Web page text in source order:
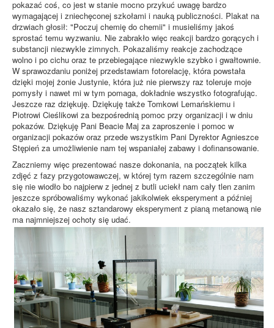
pokazać coś, co jest w stanie mocno przykuć uwagę bardzo
wymagającej i zniechęconej szkołami i nauką publiczności. Plakat na
drzwiach głosił: "Poczuj chemię do chemii" i musieliśmy jakoś
sprostać temu wyzwaniu. Nie zabrakło więc reakcji bardzo gorących i
substancji niezwykle zimnych. Pokazaliśmy reakcje zachodzące
wolno i po cichu oraz te przebiegające niezwykle szybko i gwałtownie.
W sprawozdaniu poniżej przedstawiam fotorelację, która powstała
dzięki mojej żonie Justynie, która już nie pierwszy raz toleruje moje
pomysły i nawet mi w tym pomaga, dokładnie wszystko fotografując.
Jeszcze raz dziękuję. Dziękuję także Tomkowi Lemańskiemu i
Piotrowi Cieślikowi za bezpośrednią pomoc przy organizacji i w dniu
pokazów. Dziękuję Pani Beacie Maj za zaproszenie i pomoc w
organizacji pokazów oraz przede wszystkim Pani Dyrektor Agnieszce
Stępień za umożliwienie nam tej wspaniałej zabawy i dofinansowanie.
Zaczniemy więc prezentować nasze dokonania, na początek kilka
zdjęć z fazy przygotowawczej, w której tym razem szczególnie nam
się nie wiodło bo najpierw z jednej z butli uciekł nam cały tlen zanim
jeszcze spróbowaliśmy wykonać jakikolwiek eksperyment a później
okazało się, że nasz sztandarowy eksperyment z pianą metanową nie
ma najmniejszej ochoty się udać.